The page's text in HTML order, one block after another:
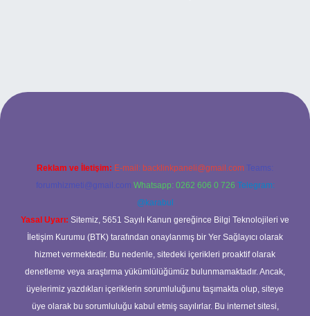
giriş
Reklam ve İletişim: E-mail: backlinkpaneli@gmail.com Teams:
forumhizmeti@gmail.com Whatsapp: 0262 606 0 726 Telegram:
@karabul
Yasal Uyarı: Sitemiz, 5651 Sayılı Kanun gereğince Bilgi Teknolojileri ve
İletişim Kurumu (BTK) tarafından onaylanmış bir Yer Sağlayıcı olarak
hizmet vermektedir. Bu nedenle, sitedeki içerikleri proaktif olarak
denetleme veya araştırma yükümlülüğümüz bulunmamaktadır. Ancak,
üyelerimiz yazdıkları içeriklerin sorumluluğunu taşımakta olup, siteye
üye olarak bu sorumluluğu kabul etmiş sayılırlar. Bu internet sitesi,